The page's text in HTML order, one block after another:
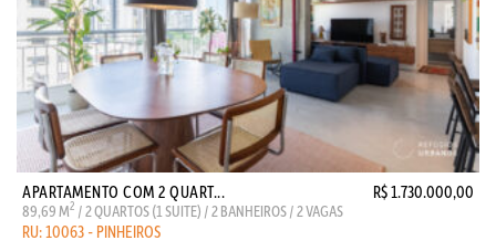
APARTAMENTO COM 2 QUART... R$ 1.730.000,00
89,69 M2 / 2 QUARTOS (1 SUITE) / 2 BANHEIROS / 2 VAGAS
RU: 10063 - PINHEIROS